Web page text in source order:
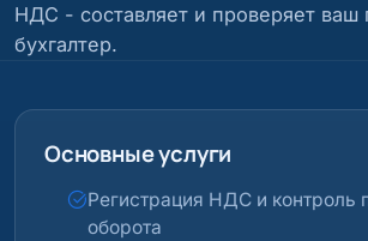
НДС - составляет и проверяет ваш
бухгалтер.
Основные услуги
Регистрация НДС и контроль
оборота